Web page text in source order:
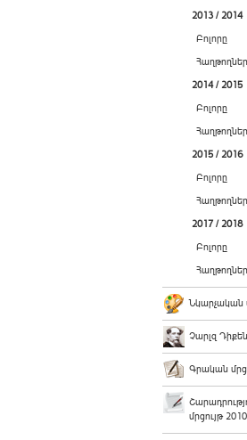
2013 / 2014
Բոլորը
Հաղթողներ
2014 / 2015
Բոլորը
Հաղթողներ
2015 / 2016
Բոլորը
Հաղթողներ
2017 / 2018
Բոլորը
Հաղթողներ
Նկարչական
Չարլզ
Գրական
մրցույթ 2010